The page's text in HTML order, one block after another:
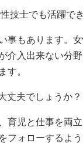
技士でも活躍で
事もあります。
入出来ない分
。
丈夫でしょうか？
児と仕事を両立
ォローするよう